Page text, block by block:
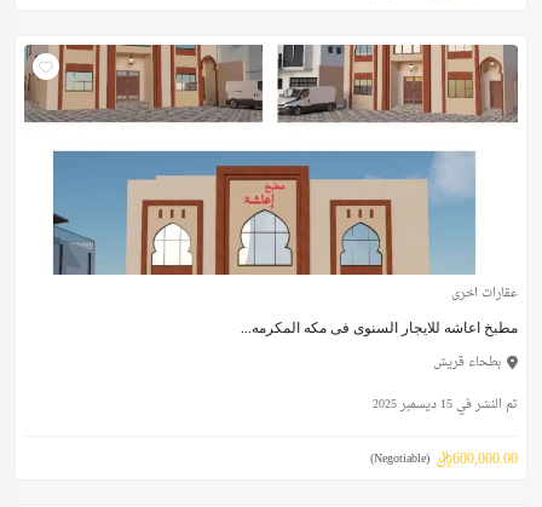
عقارات اخرى
مطبخ اعاشه للايجار السنوى فى مكه المكرمه...
بطحاء قريش
تم النشر في 15 ديسمبر 2025
600,000.00ريال (Negotiable)